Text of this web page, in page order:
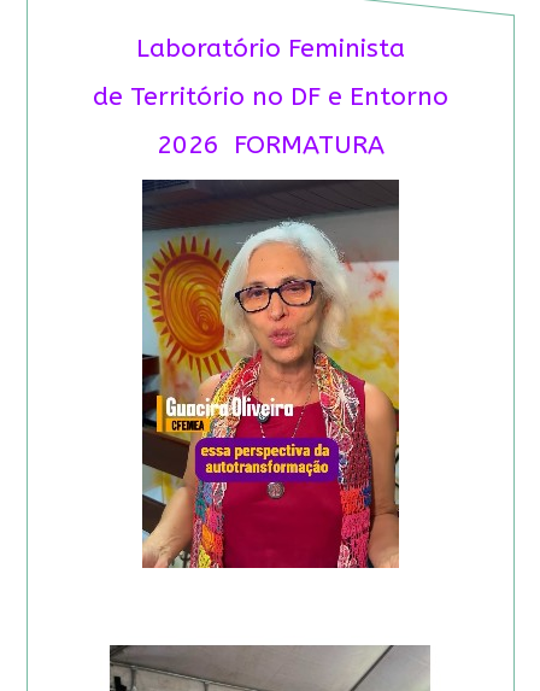
Laboratório Feminista
de Território no DF e Entorno
2026 FORMATURA